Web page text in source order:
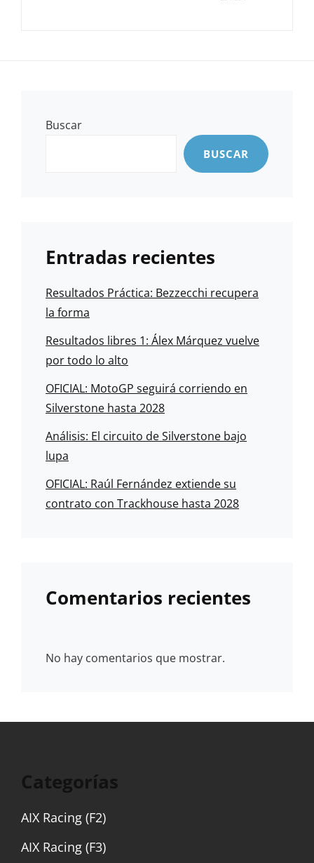
Buscar
BUSCAR
Entradas recientes
Resultados Práctica: Bezzecchi recupera
la forma
Resultados libres 1: Álex Márquez vuelve
por todo lo alto
OFICIAL: MotoGP seguirá corriendo en
Silverstone hasta 2028
Análisis: El circuito de Silverstone bajo
lupa
OFICIAL: Raúl Fernández extiende su
contrato con Trackhouse hasta 2028
Comentarios recientes
No hay comentarios que mostrar.
Categorías
AIX Racing (F2)
AIX Racing (F3)